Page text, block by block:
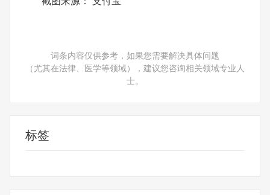
词条内容仅供参考，如果您需要解决具体问题
（尤其在法律、医学等领域），建议您咨询相关领域专业人
士。
标签